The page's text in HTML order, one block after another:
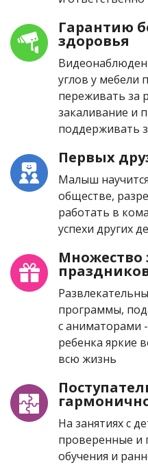
Гарантию
здоровья
углов у мебели
переживать за
закаливание и
поддерживать
Первых
Малыш
обществе,
работать в
успехи других
Множество
программы,
с аниматорами
ребенка яркие
всю жизнь
На занятиях с
проверенные и
обучения и